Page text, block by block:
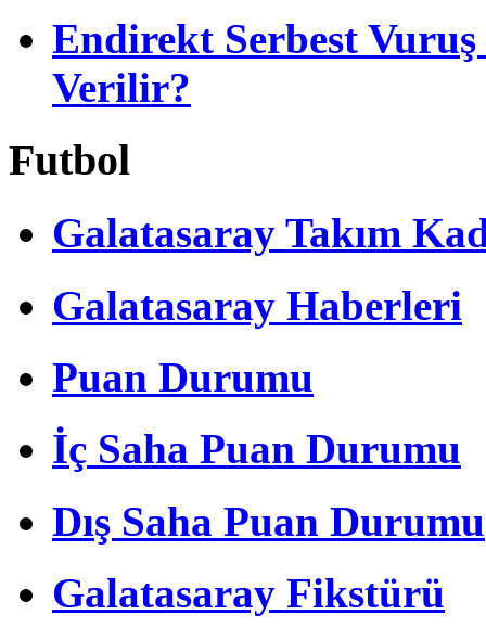
Endirekt Serbest
Verilir?
Futbol
Galatasaray Takım
Galatasaray Haberleri
Puan Durumu
İç Saha Puan Durumu
Dış Saha Puan Durumu
Galatasaray Fikstürü